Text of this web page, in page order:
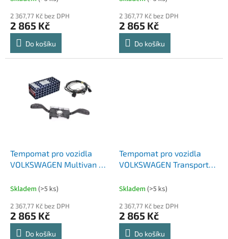
2 367,77 Kč bez DPH
2 865 Kč
Do košíku
2 367,77 Kč bez DPH
2 865 Kč
Do košíku
Tempomat pro vozidla
VOLKSWAGEN Multivan T6
Skladem (>5 ks)
2 367,77 Kč bez DPH
2 865 Kč
Do košíku
Tempomat pro vozidla
VOLKSWAGEN Transporter
Skladem (>5 ks)
2 367,77 Kč bez DPH
2 865 Kč
Do košíku